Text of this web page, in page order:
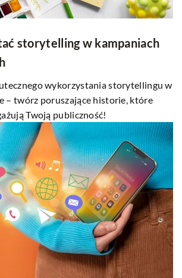
storytelling w kampaniach
wykorzystania storytellingu w
– twórz poruszające historie, które
Twoją publiczność!